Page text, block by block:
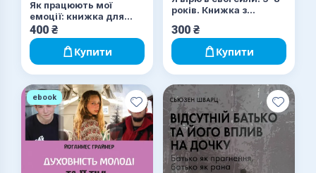
Як працюють мої
емоції: книжка для
дітей (і дорослих!). 4+
400 ₴
Купити
років. Книжка з
300 ₴
Купити
ebook